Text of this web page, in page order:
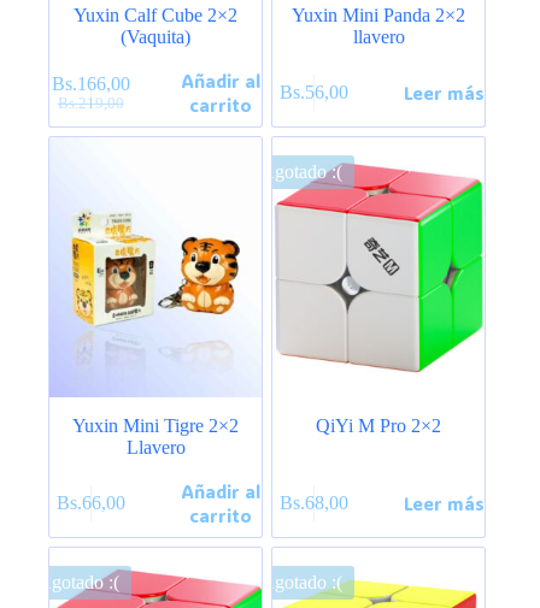
Yuxin Calf Cube 2×2
(Vaquita)
Bs.219,00
El
precio
Bs.166,00
El
precio
Añadir al
carrito
Yuxin Mini Panda 2×2
llavero
Bs.56,00 Leer más
Yuxin Mini Tigre 2×2
Llavero
Bs.66,00
Añadir al
carrito
Agotado :(
QiYi M Pro 2×2
Bs.68,00 Leer más
Agotado :( Agotado :(